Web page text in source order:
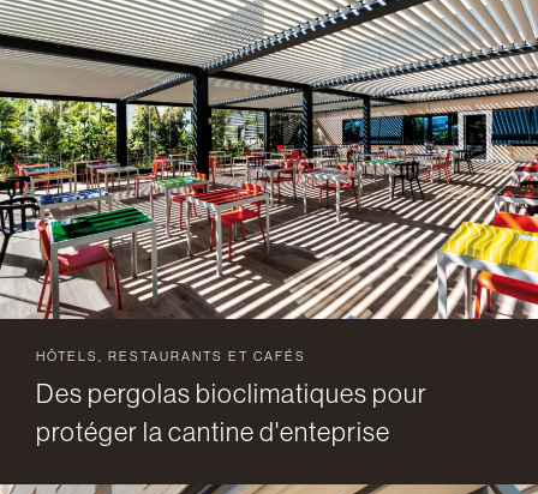
HÔTELS, RESTAURANTS ET CAFÉS
Des pergolas bioclimatiques pour
protéger la cantine d'enteprise